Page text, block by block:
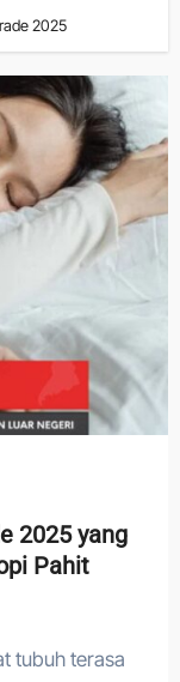
2025
2025 yang
Pahit